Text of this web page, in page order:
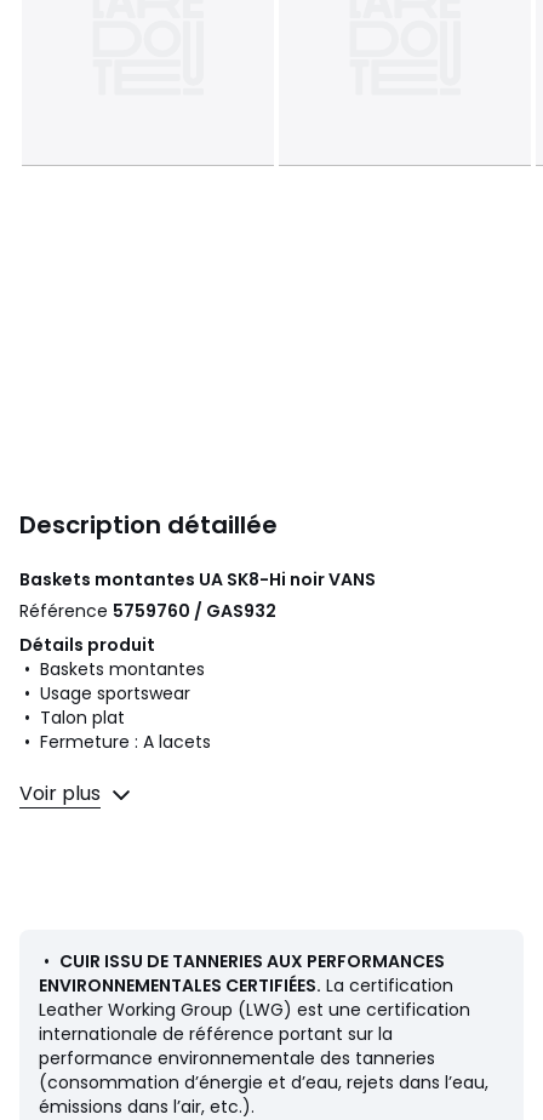
Description détaillée
Baskets montantes UA SK8-Hi noirVANS
Référence 5759760 / GAS932
Détails produit
• Baskets montantes
• Usage sportswear
• Talon plat
• Fermeture : A lacets
Composition et Entretien
• Dessus/Tige : 56% cuir, 44% textile
Fiche produit relative aux qualités et caractéristiques
environnementales
• Origine de fabrication (piquage, montage, finition) :
Philippines
Dernière mise à jour des informations : 02/04/2026
Voir plus
• CUIR ISSU DE TANNERIES AUX PERFORMANCES
ENVIRONNEMENTALES CERTIFIÉES. La certification
Leather Working Group (LWG) est une certification
internationale de référence portant sur la
performance environnementale des tanneries
(consommation d’énergie et d’eau, rejets dans l’eau,
émissions dans l’air, etc.).